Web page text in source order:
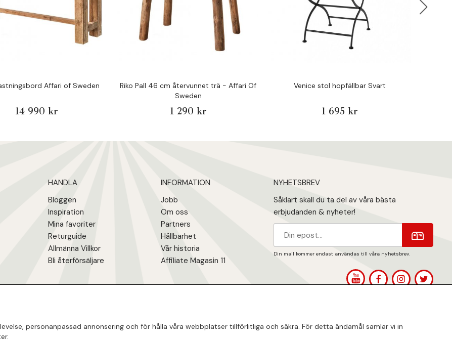
Affari of Sweden
14 990 kr
Riko Pall 46 cm återvunnet trä - Affari Of
Sweden
1 290 kr
Venice stol hopfällbar Svart
1 695 kr
HANDLA
Bloggen
Inspiration
Mina favoriter
Returguide
Allmänna Villkor
Bli återförsäljare
INFORMATION
Jobb
Om oss
Partners
Hållbarhet
Vår historia
Affiliate Magasin 11
NYHETSBREV
Såklart skall du ta del av våra bästa
erbjudanden & nyheter!
Din mail kommer endast användas till våra nyhetsbrev.
personanpassad annonsering och för hålla våra webbplatser tillförlitliga och säkra. För detta ändamål samlar vi in